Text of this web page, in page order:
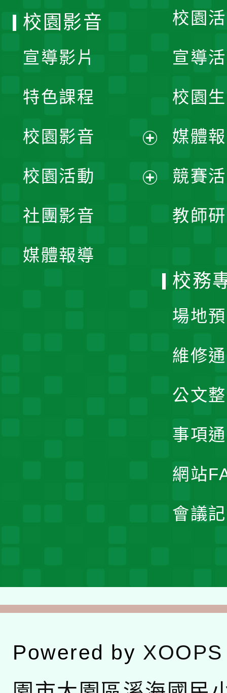
校園
宣導
校園
媒體
競賽
教師
校園影音
宣導影片
特色課程
校園影音
開
校園活動
社團影音
媒體報導
校務
場地
維修
公文
事項
網站
會議
Powered by XOOPS